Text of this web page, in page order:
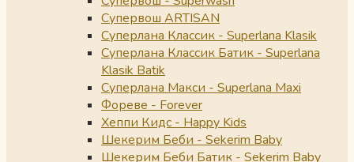
Супервош ARTISAN
Суперлана Классик - Superlana Klasik
Суперлана Классик Батик - Superlana
Klasik Batik
Суперлана Макси - Superlana Maxi
Фореве - Forever
Хеппи Кидс - Happy Kids
Шекерим Беби - Sekerim Baby
Шекерим Беби Батик - Sekerim Baby